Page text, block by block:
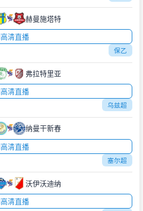
赫曼施塔特
高清直播
保乙
弗拉特里亚
高清直播
乌兹超
纳曼干新春
高清直播
塞尔超
沃伊沃迪纳
高清直播